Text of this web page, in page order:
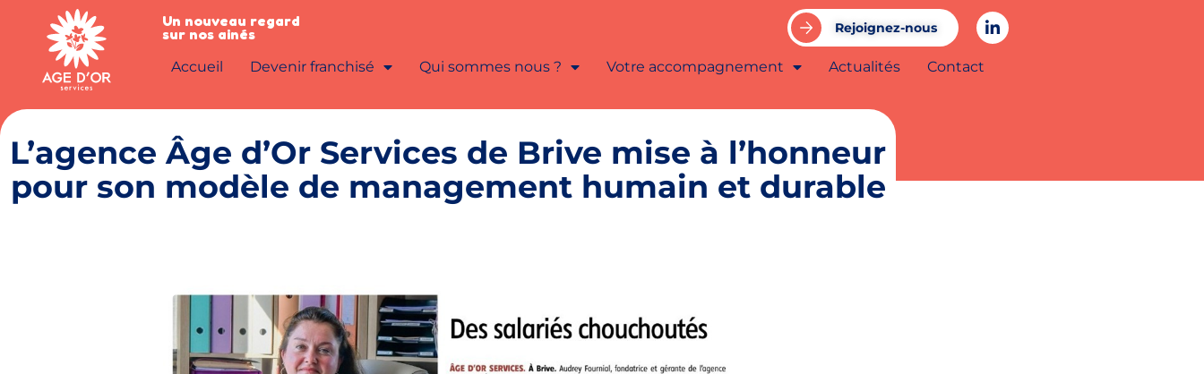
Un nouveau regard
sur nos ainés Rejoignez-nous
Accueil Devenir franchisé Qui sommes nous ? Votre accompagnement Actualités Contact
L’agence Âge d’Or Services de Brive mise à l’honneur
pour son modèle de management humain et durable